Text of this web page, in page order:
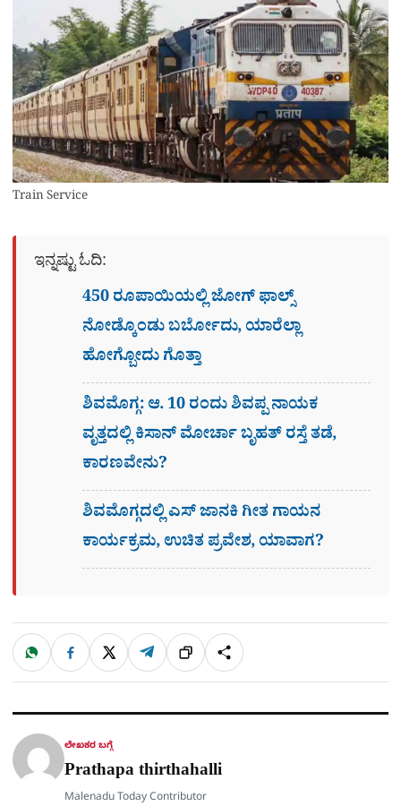
Train Service
ಇನ್ನಷ್ಟು ಓದಿ:
450 ರೂಪಾಯಿಯಲ್ಲಿ ಜೋಗ್​ ಫಾಲ್ಸ್​
ನೋಡ್ಕೊಂಡು ಬರ್ಬೋದು, ಯಾರೆಲ್ಲಾ
ಹೋಗ್ಬೋದು ಗೊತ್ತಾ
ಶಿವಮೊಗ್ಗ: ಆ. 10 ರಂದು ಶಿವಪ್ಪ ನಾಯಕ
ವೃತ್ತದಲ್ಲಿ ಕಿಸಾನ್ ಮೋರ್ಚಾ ಬೃಹತ್ ರಸ್ತೆ ತಡೆ,
ಕಾರಣವೇನು?
ಶಿವಮೊಗ್ಗದಲ್ಲಿ ಎಸ್​ ಜಾನಕಿ ಗೀತ ಗಾಯನ
ಕಾರ್ಯಕ್ರಮ, ಉಚಿತ ಪ್ರವೇಶ, ಯಾವಾಗ?
ಹಂಚಿಕೊಳ್ಳಿ
W
a
t
p
F
c
e
k
X T
l
e
m
ಲಿಂ
ಕ್
S
h
a
ಲೇಖಕರ ಬಗ್ಗೆ
Prathapa thirthahalli
Malenadu Today Contributor